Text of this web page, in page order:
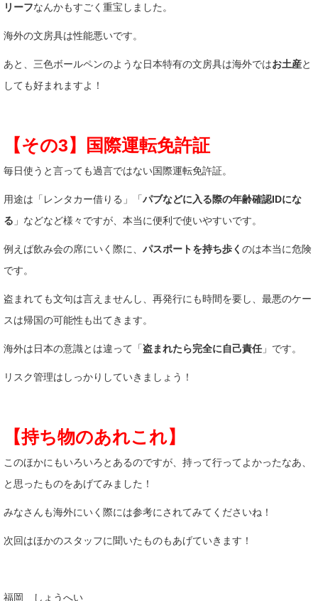
リーフなんかもすごく重宝しました。
海外の文房具は性能悪いです。
あと、三色ボールペンのような日本特有の文房具は海外ではお土産と
しても好まれますよ！
【その3】国際運転免許証
毎日使うと言っても過言ではない国際運転免許証。
用途は「レンタカー借りる」「パブなどに入る際の年齢確認IDにな
る 」などなど様々ですが、本当に便利で使いやすいです。
例えば飲み会の席にいく際に、 パスポートを持ち歩く のは本当に危険
です。
盗まれても文句は言えませんし、再発行にも時間を要し、最悪のケー
スは帰国の可能性も出てきます。
海外は日本の意識とは違って「盗まれたら完全に自己責任 」です。
リスク管理はしっかりしていきましょう！
【持ち物のあれこれ】
このほかにもいろいろとあるのですが、持って行ってよかったなあ、
と思ったものをあげてみました！
みなさんも海外にいく際には参考にされてみてくださいね！
次回はほかのスタッフに聞いたものもあげていきます！
福岡 しょうへい